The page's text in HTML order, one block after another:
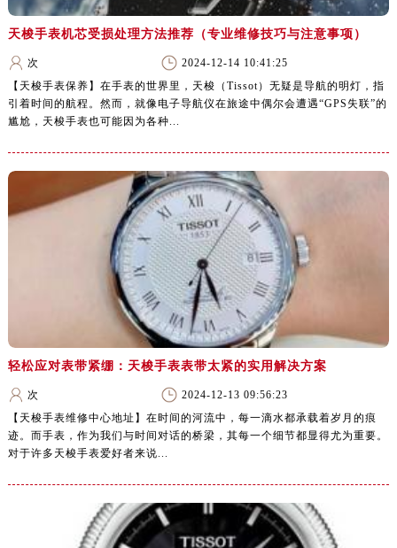
天梭手表机芯受损处理方法推荐（专业维修技巧与注意事项）
次
2024-12-14 10:41:25
【天梭手表保养】在手表的世界里，天梭（Tissot）无疑是导航的明灯，指
引着时间的航程。然而，就像电子导航仪在旅途中偶尔会遭遇“GPS失联”的
尴尬，天梭手表也可能因为各种...
轻松应对表带紧绷：天梭手表表带太紧的实用解决方案
次
2024-12-13 09:56:23
【天梭手表维修中心地址】在时间的河流中，每一滴水都承载着岁月的痕
迹。而手表，作为我们与时间对话的桥梁，其每一个细节都显得尤为重要。
对于许多天梭手表爱好者来说...